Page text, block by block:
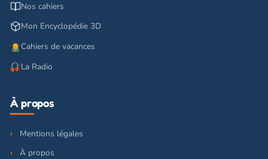
Nos cahiers
Mon Encyclopédie 3D
Cahiers de vacances
La Radio
À propos
Mentions légales
À propos